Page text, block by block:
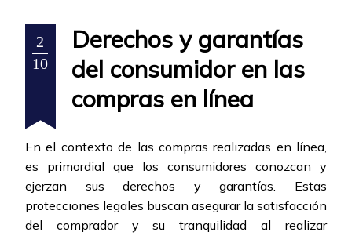
2
10
Derechos y garantías
del consumidor en las
compras en línea
En el contexto de las compras realizadas en línea,
es primordial que los consumidores conozcan y
ejerzan sus derechos y garantías. Estas
protecciones legales buscan asegurar la satisfacción
del comprador y su tranquilidad al realizar